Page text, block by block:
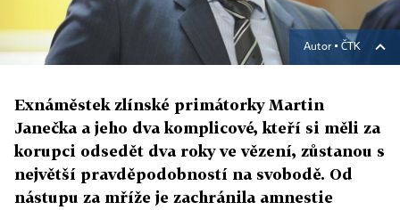
Autor ▪ ČTK
Exnáměstek zlínské primátorky Martin
Janečka a jeho dva komplicové, kteří si měli za
korupci odsedět dva roky ve vězení, zůstanou s
největší pravděpodobností na svobodě. Od
nástupu za mříže je zachránila amnestie